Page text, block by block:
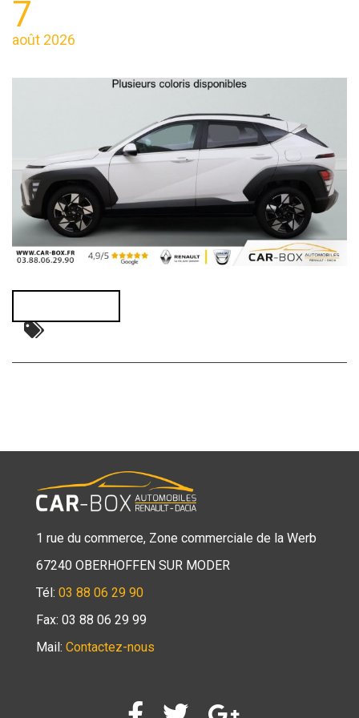
7
août 2026
1 rue du commerce, Zone commerciale de la Werb
67240 OBERHOFFEN SUR MODER
Tél: 03 88 06 29 90
Fax: 03 88 06 29 99
Mail: Contactez-nous